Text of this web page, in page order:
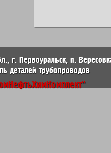
г. Первоуральск, п.
деталей трубопроводов